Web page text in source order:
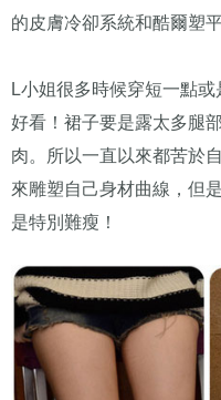
的皮膚冷卻系統和酷爾塑
L小姐很多時候穿短一點
好看！裙子要是露太多腿
肉。所以一直以來都苦於
來雕塑自己身材曲線，但
是特別難瘦！